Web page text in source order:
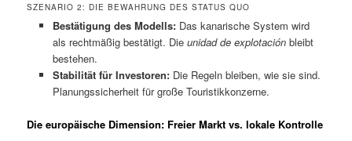
SZENARIO 2: DIE BEWAHRUNG DES STATUS QUO
Bestätigung des Modells:Das kanarische System wird
als rechtmäßig bestätigt. Die unidad de explotaciónbleibt
bestehen.
Stabilität für Investoren:Die Regeln bleiben, wie sie sind.
Planungssicherheit für große Touristikkonzerne.
Die europäische Dimension: Freier Markt vs. lokale Kontrolle